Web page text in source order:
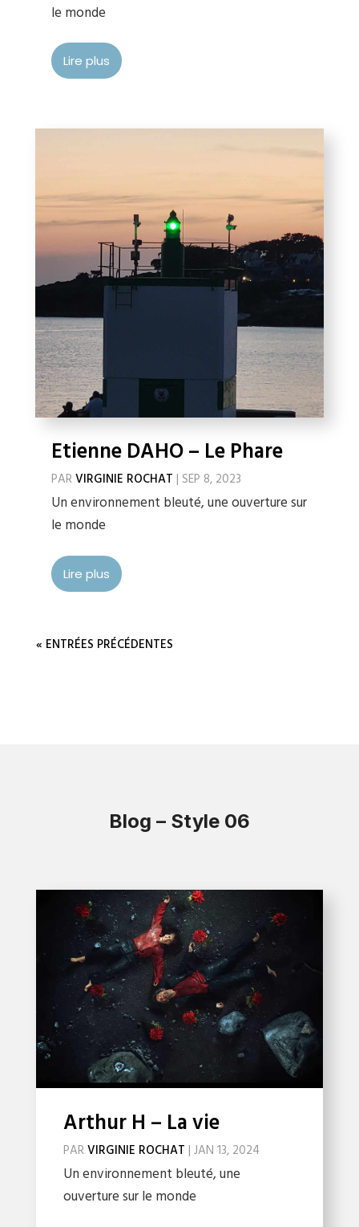
le monde
Lire plus
Etienne DAHO – Le Phare
PARVIRGINIE ROCHAT | SEP 8, 2023
Un environnement bleuté, une ouverture sur
le monde
Lire plus
« ENTRÉES PRÉCÉDENTES
Blog – Style 06
Arthur H – La vie
PARVIRGINIE ROCHAT | JAN 13, 2024
Un environnement bleuté, une
ouverture sur le monde